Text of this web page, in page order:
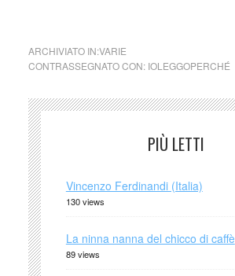
ARCHIVIATO IN:VARIE
CONTRASSEGNATO CON: IOLEGGOPERCHÉ
PIÙ LETTI
Vincenzo Ferdinandi (Italia)
130 views
La ninna nanna del chicco di caffè
89 views